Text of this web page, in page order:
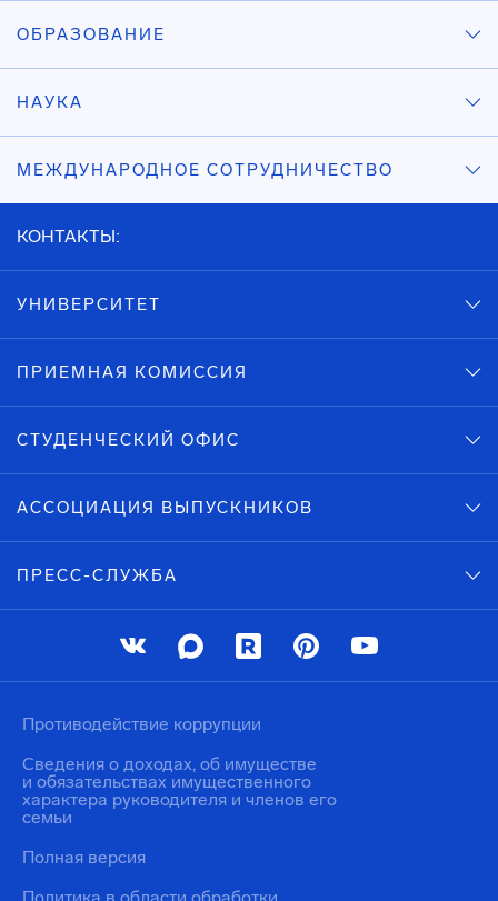
ОБРАЗОВАНИЕ
НАУКА
МЕЖДУНАРОДНОЕ СОТРУДНИЧЕСТВО
КОНТАКТЫ:
УНИВЕРСИТЕТ
ПРИЕМНАЯ КОМИССИЯ
СТУДЕНЧЕСКИЙ ОФИС
АССОЦИАЦИЯ ВЫПУСКНИКОВ
ПРЕСС-СЛУЖБА
Противодействие коррупции
Сведения о доходах, об имуществе
и обязательствах имущественного
характера руководителя и членов его
семьи
Полная версия